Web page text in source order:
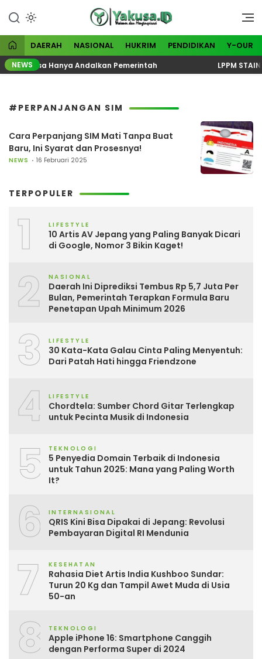
konten
Yakusa
Visioner dan Menginspirasi
DAERAH NASIONAL HUKRIM PENDIDIKAN Y-OUR
NEWS
Tak Bisa Hanya Andalkan Pemerintah LPPM
#PERPANJANGAN SIM
Cara Perpanjang SIM Mati Tanpa Buat
Baru, Ini Syarat dan Prosesnya!
NEWS 16 Februari 2025
TERPOPULER
1 LIFESTYLE
10 Artis AV Jepang yang Paling Banyak Dicari
di Google, Nomor 3 Bikin Kaget!
2 NASIONAL
Daerah Ini Diprediksi Tembus Rp 5,7 Juta Per
Bulan, Pemerintah Terapkan Formula Baru
Penetapan Upah Minimum 2026
3 LIFESTYLE
30 Kata-Kata Galau Cinta Paling Menyentuh:
Dari Patah Hati hingga Friendzone
4 LIFESTYLE
Chordtela: Sumber Chord Gitar Terlengkap
untuk Pecinta Musik di Indonesia
5 TEKNOLOGI
5 Penyedia Domain Terbaik di Indonesia
untuk Tahun 2025: Mana yang Paling Worth
It?
6 INTERNASIONAL
QRIS Kini Bisa Dipakai di Jepang: Revolusi
Pembayaran Digital RI Mendunia
7 KESEHATAN
Rahasia Diet Artis India Kushboo Sundar:
Turun 20 Kg dan Tampil Awet Muda di Usia
50-an
8 TEKNOLOGI
Apple iPhone 16: Smartphone Canggih
dengan Performa Super di 2024